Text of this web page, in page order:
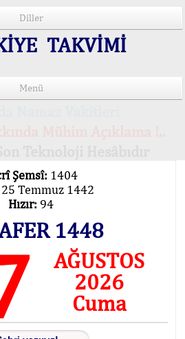
Diller
TAKVİMİ
Menü
Şemsî: 1404
25 Temmuz 1442
Hızır: 94
1448
AĞUSTOS
2026
Cuma